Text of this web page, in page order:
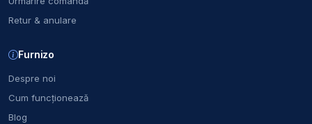
Retur & anulare
Furnizo
Despre noi
Cum funcționează
Blog